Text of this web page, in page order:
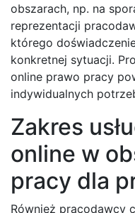
obszarach, np. na
reprezentacji
którego
konkretnej sytuacji.
online prawo pracy
indywidualnych
Zakres
online w
pracy dla
Również pracodawcy